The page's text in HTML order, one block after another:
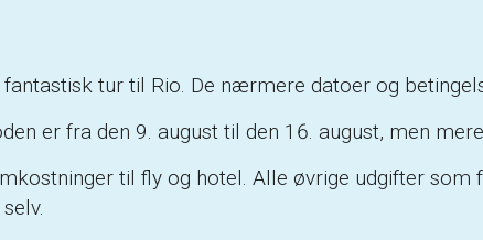
tur til Rio. De nærmere datoer og
er fra den 9. august til den 16. august, men
til fly og hotel. Alle øvrige udgifter som